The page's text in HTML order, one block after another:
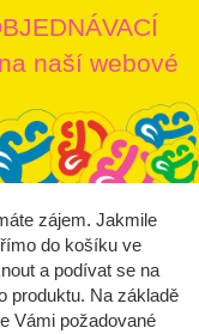
naší webové
zájem. Jakmile
do košíku ve
a podívat se na
produktu. Na základě
Vámi požadované